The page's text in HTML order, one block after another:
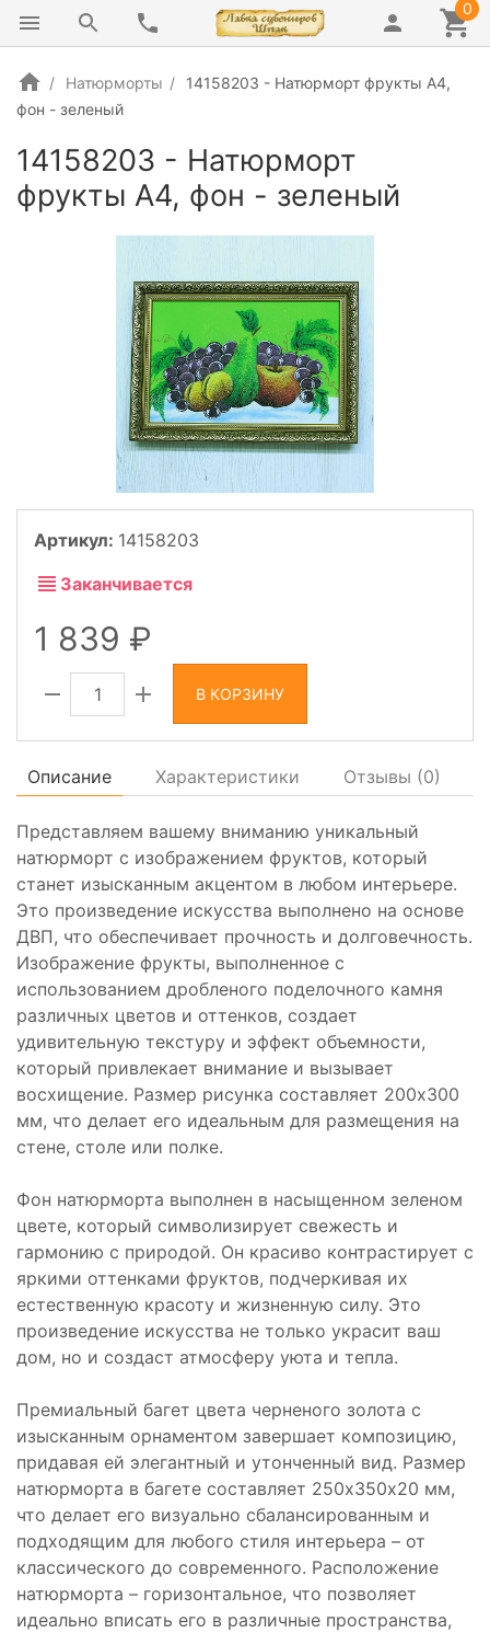
0
Натюрморты
14158203 - Натюрморт фрукты А4,
фон - зеленый
14158203 - Натюрморт
фрукты А4, фон - зеленый
Артикул: 14158203
Заканчивается
1 839
В КОРЗИНУ
Описание Характеристики Отзывы (0)
Представляем вашему вниманию уникальный
натюрморт с изображением фруктов, который
станет изысканным акцентом в любом интерьере.
Это произведение искусства выполнено на основе
ДВП, что обеспечивает прочность и долговечность.
Изображение фрукты, выполненное с
использованием дробленого поделочного камня
различных цветов и оттенков, создает
удивительную текстуру и эффект объемности,
который привлекает внимание и вызывает
восхищение. Размер рисунка составляет 200х300
мм, что делает его идеальным для размещения на
стене, столе или полке.
Фон натюрморта выполнен в насыщенном зеленом
цвете, который символизирует свежесть и
гармонию с природой. Он красиво контрастирует с
яркими оттенками фруктов, подчеркивая их
естественную красоту и жизненную силу. Это
произведение искусства не только украсит ваш
дом, но и создаст атмосферу уюта и тепла.
Премиальный багет цвета черненого золота с
изысканным орнаментом завершает композицию,
придавая ей элегантный и утонченный вид. Размер
натюрморта в багете составляет 250х350х20 мм,
что делает его визуально сбалансированным и
подходящим для любого стиля интерьера – от
классического до современного. Расположение
натюрморта – горизонтальное, что позволяет
идеально вписать его в различные пространства,